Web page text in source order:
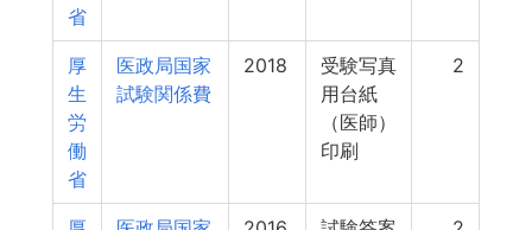
省
厚
生
労
働
省
医政局国家
試験関係費
2018
受験写真
用台紙
（医師）
印刷
2